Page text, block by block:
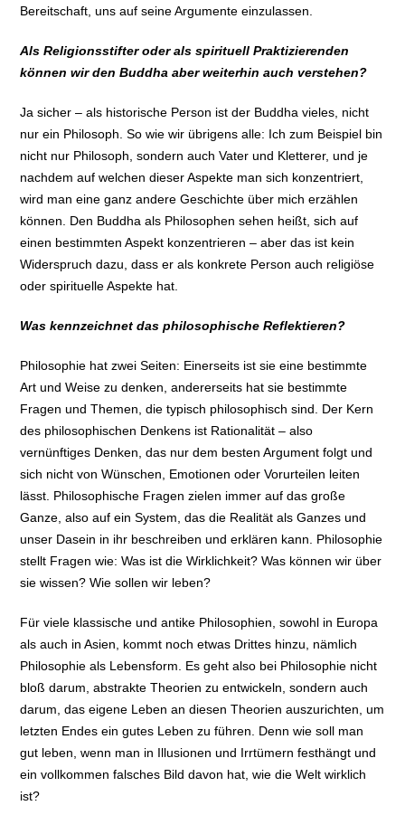
Bereitschaft, uns auf seine Argumente einzulassen.
Als Religionsstifter oder als spirituell Praktizierenden
können wir den Buddha aber weiterhin auch verstehen?
Ja sicher – als historische Person ist der Buddha vieles, nicht
nur ein Philosoph. So wie wir übrigens alle: Ich zum Beispiel bin
nicht nur Philosoph, sondern auch Vater und Kletterer, und je
nachdem auf welchen dieser Aspekte man sich konzentriert,
wird man eine ganz andere Geschichte über mich erzählen
können. Den Buddha als Philosophen sehen heißt, sich auf
einen bestimmten Aspekt konzentrieren – aber das ist kein
Widerspruch dazu, dass er als konkrete Person auch religiöse
oder spirituelle Aspekte hat.
Was kennzeichnet das philosophische Reflektieren?
Philosophie hat zwei Seiten: Einerseits ist sie eine bestimmte
Art und Weise zu denken, andererseits hat sie bestimmte
Fragen und Themen, die typisch philosophisch sind. Der Kern
des philosophischen Denkens ist Rationalität – also
vernünftiges Denken, das nur dem besten Argument folgt und
sich nicht von Wünschen, Emotionen oder Vorurteilen leiten
lässt. Philosophische Fragen zielen immer auf das große
Ganze, also auf ein System, das die Realität als Ganzes und
unser Dasein in ihr beschreiben und erklären kann. Philosophie
stellt Fragen wie: Was ist die Wirklichkeit? Was können wir über
sie wissen? Wie sollen wir leben?
Für viele klassische und antike Philosophien, sowohl in Europa
als auch in Asien, kommt noch etwas Drittes hinzu, nämlich
Philosophie als Lebensform. Es geht also bei Philosophie nicht
bloß darum, abstrakte Theorien zu entwickeln, sondern auch
darum, das eigene Leben an diesen Theorien auszurichten, um
letzten Endes ein gutes Leben zu führen. Denn wie soll man
gut leben, wenn man in Illusionen und Irrtümern festhängt und
ein vollkommen falsches Bild davon hat, wie die Welt wirklich
ist?